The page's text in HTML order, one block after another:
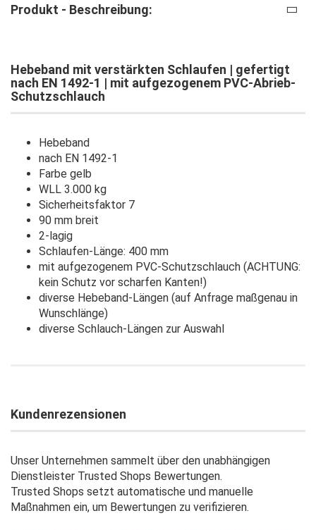
Produkt - Beschreibung:
Hebeband mit verstärkten Schlaufen | gefertigt
nach EN 1492-1 | mit aufgezogenem PVC-Abrieb-
Schutzschlauch
Hebeband
nach EN 1492-1
Farbe gelb
WLL 3.000 kg
Sicherheitsfaktor 7
90 mm breit
2-lagig
Schlaufen-Länge: 400 mm
mit aufgezogenem PVC-Schutzschlauch (ACHTUNG:
kein Schutz vor scharfen Kanten!)
diverse Hebeband-Längen (auf Anfrage maßgenau in
Wunschlänge)
diverse Schlauch-Längen zur Auswahl
Kundenrezensionen
Unser Unternehmen sammelt über den unabhängigen
Dienstleister Trusted Shops Bewertungen.
Trusted Shops setzt automatische und manuelle
Maßnahmen ein, um Bewertungen zu verifizieren.